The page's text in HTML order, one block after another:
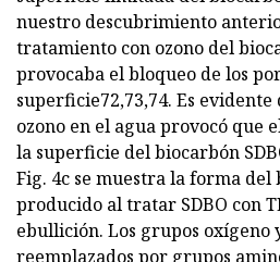
nuestro descubrimiento
tratamiento con ozono del
provocaba el bloqueo de los
superficie72,73,74. Es
ozono en el agua provocó que
la superficie del biocarbón
Fig. 4c se muestra la forma del
producido al tratar SDBO con
ebullición. Los grupos oxígeno
reemplazados por grupos